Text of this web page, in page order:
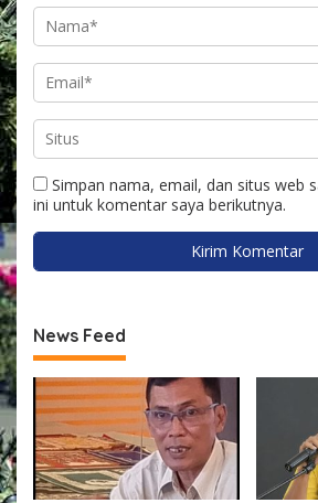
Simpan nama, email, dan situs web
ini untuk komentar saya berikutnya.
News Feed